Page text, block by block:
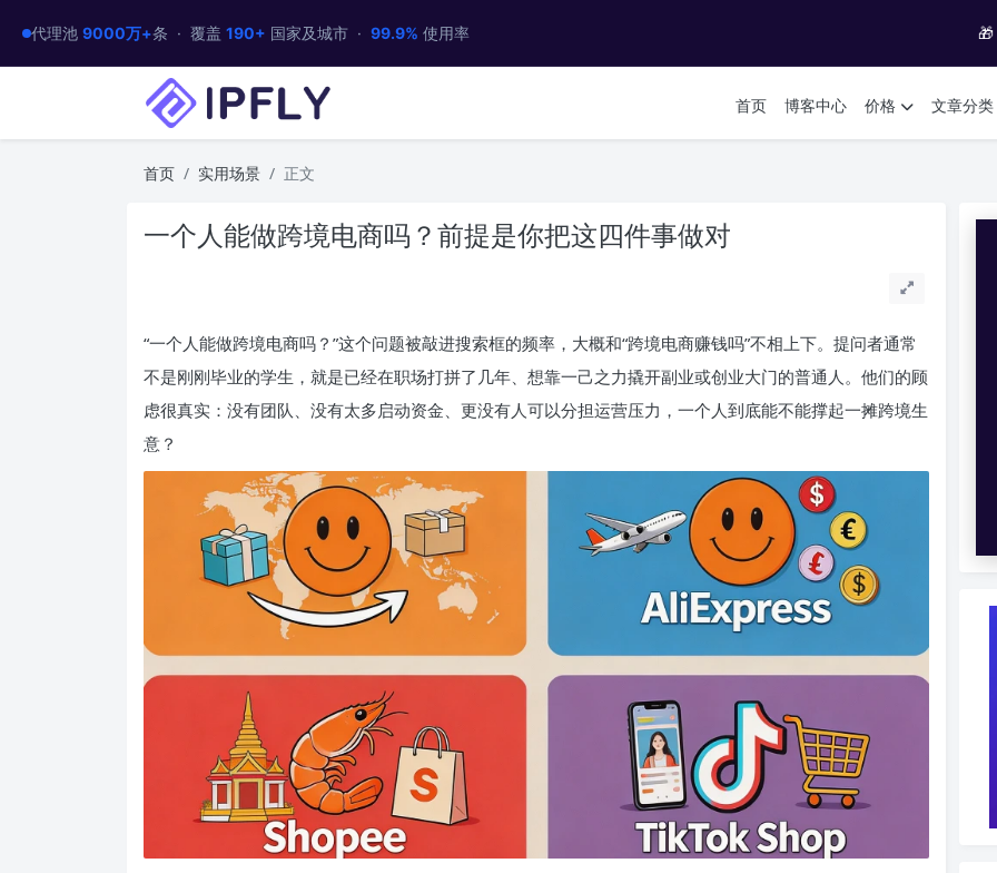
代理池 9000万+条 · 覆盖 190+ 国家及城市 · 99.9% 使用率 🎁
首页 博客中心 价格 文章分类
首页 实用场景 正文
一个人能做跨境电商吗？前提是你把这四件事做对
“一个人能做跨境电商吗？”这个问题被敲进搜索框的频率，大概和“跨境电商赚钱吗”不相上下。提问者通常
不是刚刚毕业的学生，就是已经在职场打拼了几年、想靠一己之力撬开副业或创业大门的普通人。他们的顾
虑很真实：没有团队、没有太多启动资金、更没有人可以分担运营压力，一个人到底能不能撑起一摊跨境生
意？